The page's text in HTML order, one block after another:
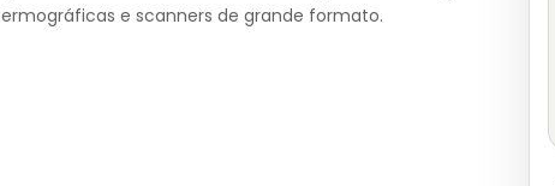
e scanners de grande formato.